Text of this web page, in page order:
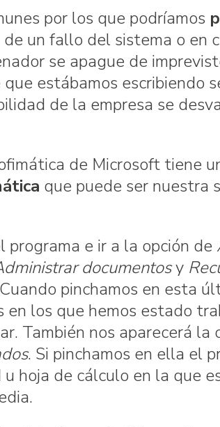
por los que podríamos
de un fallo del sistema o en
se apague de
estábamos escribiendo
de la empresa se
de Microsoft tiene
que puede ser nuestra
programa e ir a la opción de
documentosy
pinchamos en esta
en los que hemos estado
También nos aparecerá la
. Si pinchamos en ella el
hoja de cálculo en la que